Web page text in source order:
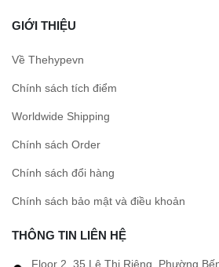
GIỚI THIỆU
Về Thehypevn
Chính sách tích điểm
Worldwide Shipping
Chính sách Order
Chính sách đổi hàng
Chính sách bảo mật và điều khoản
THÔNG TIN LIÊN HỆ
Floor 2, 35 Lê Thị Riêng, Phường